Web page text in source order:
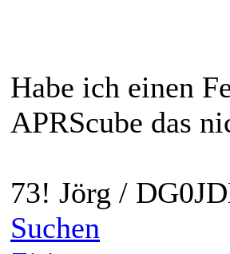
Habe ich einen
APRScube das
73! Jörg /
Suchen